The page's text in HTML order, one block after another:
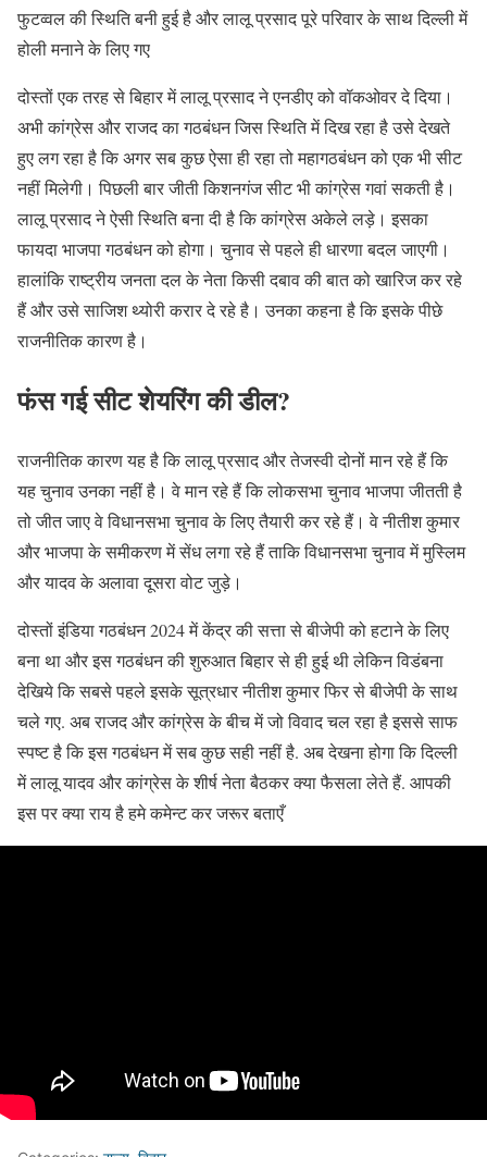
फुटव्वल की स्थिति बनी हुई है और लालू प्रसाद पूरे परिवार के साथ दिल्ली में
होली मनाने के लिए गए
दोस्तों एक तरह से बिहार में लालू प्रसाद ने एनडीए को वॉकओवर दे दिया।
अभी कांग्रेस और राजद का गठबंधन जिस स्थिति में दिख रहा है उसे देखते
हुए लग रहा है कि अगर सब कुछ ऐसा ही रहा तो महागठबंधन को एक भी सीट
नहीं मिलेगी। पिछली बार जीती किशनगंज सीट भी कांग्रेस गवां सकती है।
लालू प्रसाद ने ऐसी स्थिति बना दी है कि कांग्रेस अकेले लड़े। इसका
फायदा भाजपा गठबंधन को होगा। चुनाव से पहले ही धारणा बदल जाएगी।
हालांकि राष्ट्रीय जनता दल के नेता किसी दबाव की बात को खारिज कर रहे
हैं और उसे साजिश थ्योरी करार दे रहे है। उनका कहना है कि इसके पीछे
राजनीतिक कारण है।
फंस गई सीट शेयरिंग की डील?
राजनीतिक कारण यह है कि लालू प्रसाद और तेजस्वी दोनों मान रहे हैं कि
यह चुनाव उनका नहीं है। वे मान रहे हैं कि लोकसभा चुनाव भाजपा जीतती है
तो जीत जाए वे विधानसभा चुनाव के लिए तैयारी कर रहे हैं। वे नीतीश कुमार
और भाजपा के समीकरण में सेंध लगा रहे हैं ताकि विधानसभा चुनाव में मुस्लिम
और यादव के अलावा दूसरा वोट जुड़े।
दोस्तों इंडिया गठबंधन 2024 में केंद्र की सत्ता से बीजेपी को हटाने के लिए
बना था और इस गठबंधन की शुरुआत बिहार से ही हुई थी लेकिन विडंबना
देखिये कि सबसे पहले इसके सूत्रधार नीतीश कुमार फिर से बीजेपी के साथ
चले गए. अब राजद और कांग्रेस के बीच में जो विवाद चल रहा है इससे साफ
स्पष्ट है कि इस गठबंधन में सब कुछ सही नहीं है. अब देखना होगा कि दिल्ली
में लालू यादव और कांग्रेस के शीर्ष नेता बैठकर क्या फैसला लेते हैं. आपकी
इस पर क्या राय है हमे कमेन्ट कर जरूर बताएँ